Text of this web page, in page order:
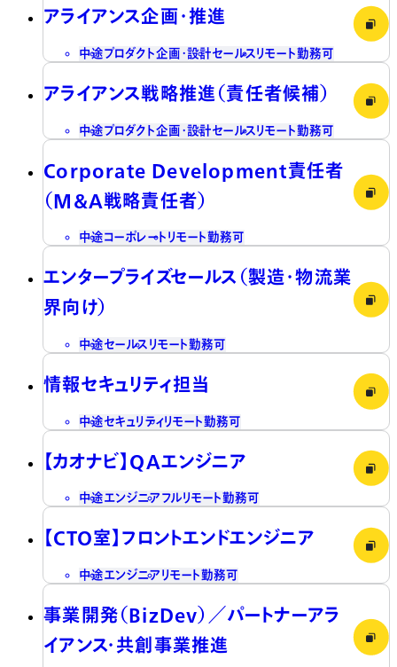
アライアンス企画・推進
中途プロダクト企画・設計セールスリモート勤務可
アライアンス戦略推進（責任者候補）
中途プロダクト企画・設計セールス リモート勤務可
Corporate Development責任者
（M&A戦略責任者）
中途コーポレート リモート勤務可
エンタープライズセールス（製造・物流業
界向け）
中途セールス リモート勤務可
情報セキュリティ担当
中途セキュリティリモート勤務可
【カオナビ】QAエンジニア
中途エンジニア フルリモート勤務可
【CTO室】フロントエンドエンジニア
中途エンジニア リモート勤務可
事業開発（BizDev）／パートナーアラ
イアンス・共創事業推進